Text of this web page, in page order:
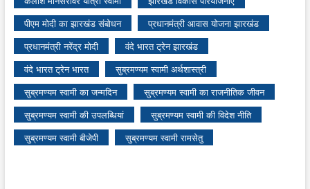
पीएम मोदी का झारखंड संबोधन
प्रधानमंत्री आवास योजना झारखंड
प्रधानमंत्री नरेंद्र मोदी
वंदे भारत ट्रेन झारखंड
वंदे भारत ट्रेन भारत
सुब्रमण्यम स्वामी अर्थशास्त्री
सुब्रमण्यम स्वामी का जन्मदिन
सुब्रमण्यम स्वामी का राजनीतिक जीवन
सुब्रमण्यम स्वामी की उपलब्धियां
सुब्रमण्यम स्वामी की विदेश नीति
सुब्रमण्यम स्वामी बीजेपी
सुब्रमण्यम स्वामी रामसेतु